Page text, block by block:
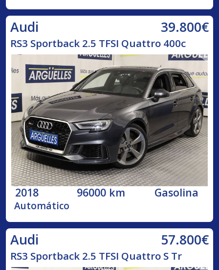
Audi 39.800€
RS3 Sportback 2.5 TFSI Quattro 400c
2018 96000 km Gasolina
Automático
Audi 57.800€
RS3 Sportback 2.5 TFSI Quattro S Tr